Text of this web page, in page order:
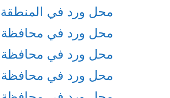
محل ورد في المنطقة
محل ورد في محافظة
محل ورد في محافظة
محل ورد في محافظة